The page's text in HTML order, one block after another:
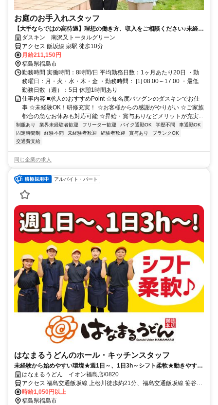
お庭のお手入れスタッフ
【大手ならではの高待遇】理想の働き方、収入をご相談ください♪未経験
歓迎！
ダスキン 南沢又トータルグリーン
アクセス 飯坂線 泉駅 徒歩10分
月給211,150円
福島県福島市
勤務時間 実働時間：8時間/日 平均勤務日数：1ヶ月あたり20日 ・勤
務曜日：月・火・水・木・金 ・勤務時間： [1] 08:00～17:00 ・最低
勤務日数（週）：5日 休憩1時間あり
仕事内容 ■求人のおすすめPoint ☆知名度バツグンのダスキンでお仕
事 ☆未経験OK！研修充実！ ☆お客様からの感謝がやりがい ☆ご家族
都合の急なお休みも対応可能 ☆昇給・賞与ありなどメリットが充実...
制服あり 業界未経験者歓迎 フリーター歓迎 バイク通勤OK 学歴不問
車通勤OK
固定時間制
経験不問 未経験者歓迎 経験者歓迎 賞与あり
ブランクOK
交通費支給
同じ企業の求人
アルバイト・パート
はなまるうどんのホール・キッチンスタッフ
未経験から始めやすい環境★週1日～、1日3h～シフト柔軟★動きやすい
制服＆髪色自由でオシャレもOK♪
はなまるうどん イオン福島店/0820
アクセス 福島交通飯坂線 上松川徒歩約21分、福島交通飯坂線 笹谷徒
歩約21分、福島交通飯坂線 泉（福島交通）徒歩約22分 岩代清水駅よ
り徒歩10分＊車通勤可
時給1,050円以上
福島県福島市